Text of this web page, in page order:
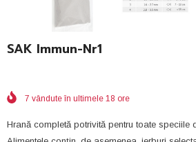
SAK Immun-Nr1
7 vândute în ultimele 18 ore
Hrană completă potrivită pentru toate speciile